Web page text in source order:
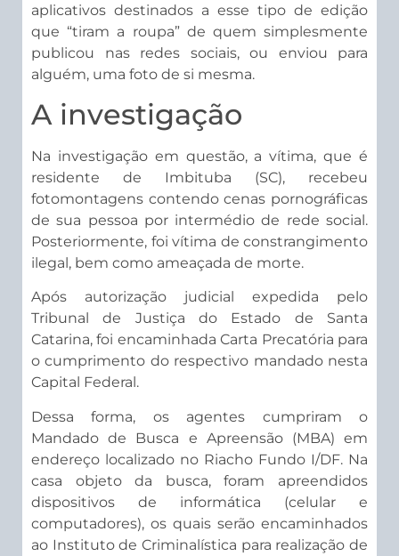
aplicativos destinados a esse tipo de edição
que “tiram a roupa” de quem simplesmente
publicou nas redes sociais, ou enviou para
alguém, uma foto de si mesma.
A investigação
Na investigação em questão, a vítima, que é
residente de Imbituba (SC), recebeu
fotomontagens contendo cenas pornográficas
de sua pessoa por intermédio de rede social.
Posteriormente, foi vítima de constrangimento
ilegal, bem como ameaçada de morte.
Após autorização judicial expedida pelo
Tribunal de Justiça do Estado de Santa
Catarina, foi encaminhada Carta Precatória para
o cumprimento do respectivo mandado nesta
Capital Federal.
Dessa forma, os agentes cumpriram o
Mandado de Busca e Apreensão (MBA) em
endereço localizado no Riacho Fundo I/DF. Na
casa objeto da busca, foram apreendidos
dispositivos de informática (celular e
computadores), os quais serão encaminhados
ao Instituto de Criminalística para realização de